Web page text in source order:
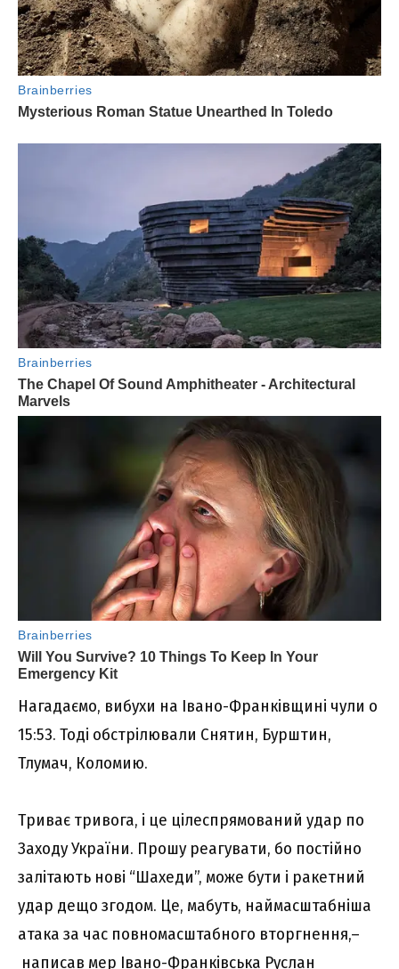
Нагадаємо, вибухи на Івано-Франківщині чули о
15:53. Тоді обстрілювали Снятин, Бурштин,
Тлумач, Коломию.
Триває тривога, і це цілеспрямований удар по
Заходу України. Прошу реагувати, бо постійно
залітають нові “Шахеди”, може бути і ракетний
удар дещо згодом. Це, мабуть, наймасштабніша
атака за час повномасштабного вторгнення,–
написав мер Івано-Франківська Руслан